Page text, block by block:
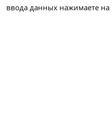
ввода данных нажимаете на